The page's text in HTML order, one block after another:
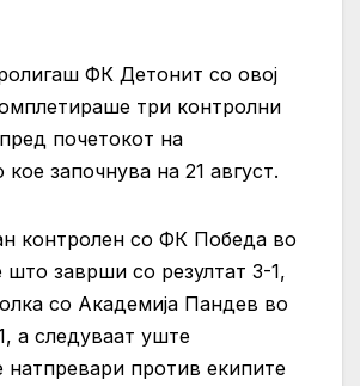
ФК Детонит со овој
три контролни
почетокот на
започнува на 21 август.
контролен со ФК Победа во
заврши со резултат 3-1,
со Академија Пандев во
а следуваат уште
натпревари против екипите